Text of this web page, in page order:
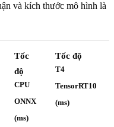
và kích thước mô hình là
Tốc
độ
CPU
ONNX
(ms)
Tốc độ
T4
TensorRT10
(ms)